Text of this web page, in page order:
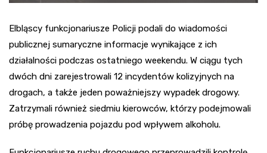
Elbląscy funkcjonariusze Policji podali do wiadomości
publicznej sumaryczne informacje wynikające z ich
działalności podczas ostatniego weekendu. W ciągu tych
dwóch dni zarejestrowali 12 incydentów kolizyjnych na
drogach, a także jeden poważniejszy wypadek drogowy.
Zatrzymali również siedmiu kierowców, którzy podejmowali
próbę prowadzenia pojazdu pod wpływem alkoholu.